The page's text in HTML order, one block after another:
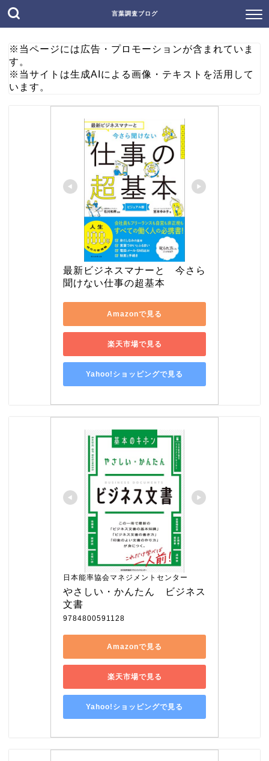
言葉調査ブログ
※当ページには広告・プロモーションが含まれていま
す。
※当サイトは生成AIによる画像・テキストを活用して
います。
最新ビジネスマナーと　今さら
聞けない仕事の超基本
Amazonで見る
楽天市場で見る
Yahoo!ショッピングで見る
日本能率協会マネジメントセンター
やさしい・かんたん　ビジネス
文書
9784800591128
Amazonで見る
楽天市場で見る
Yahoo!ショッピングで見る